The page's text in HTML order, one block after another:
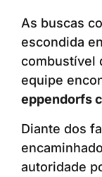
As buscas
escondida
combustível
equipe
eppendorfs
Diante dos
autoridade